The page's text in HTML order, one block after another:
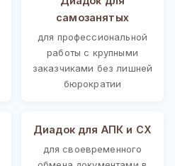
самозанятых
для профессиональной
работы с крупными
заказчиками без лишней
бюрократии
Диадок для АПК и СХ
для своевременного